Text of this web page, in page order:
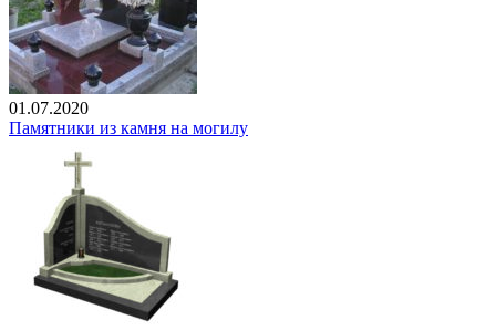
01.07.2020
Памятники из камня на могилу